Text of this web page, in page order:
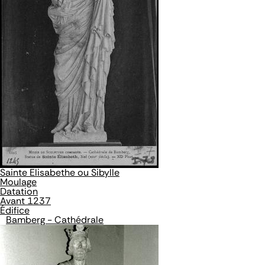
Sainte Elisabethe ou Sibylle
Moulage
Datation
Avant 1237
Édifice
Bamberg - Cathédrale